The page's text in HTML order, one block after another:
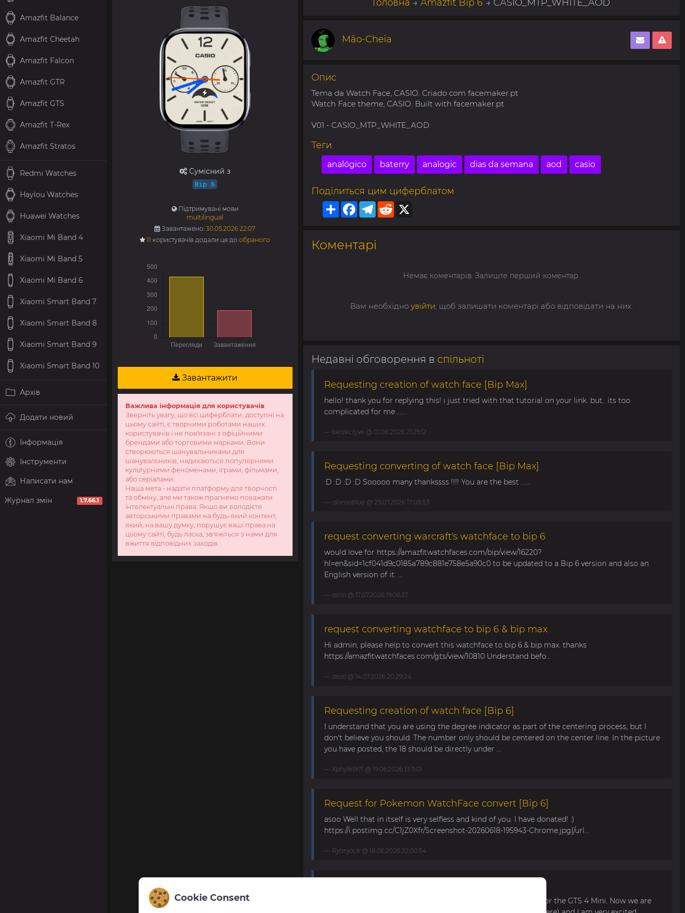
Сумісний з
Bip 6
Підтримувані мови
multilingual
Завантажено:30.05.2026 22:07
11 користувачів додали це дообраного
Завантажити
Важлива інформація для користувачів
Зверніть увагу, що всі циферблати, доступні на
цьому сайті, є творчими роботами наших
користувачів і не пов'язані з офіційними
брендами або торговими марками. Вони
створюються шанувальниками для
шанувальників, надихаються популярними
культурними феноменами, іграми, фільмами,
або серіалами.
Наша мета - надати платформу для творчості
та обміну, але ми також прагнемо поважати
інтелектуальні права. Якщо ви володієте
авторськими правами на будь-який контент,
який, на вашу думку, порушує ваші права на
цьому сайті, будь ласка, зв'яжіться з нами для
вжиття відповідних заходів.
Головна →Amazfit Bip 6 → CASIO_MTP_WHITE_AOD
Mão-Cheia
Опис
Tema da Watch Face, CASIO. Criado com facemaker.pt
Watch Face theme, CASIO. Built with facemaker.pt
V01 - CASIO_MTP_WHITE_AOD
Теги
analógico baterry analogic dias da semana aod casio
Поділиться цим циферблатом
ShareFacebook
Telegram
Reddit
Коментарі
Немає коментарів. Залиште перший коментар.
Вам необхідно увійти, щоб залишати коментарі або відповідати на них.
Недавні обговорення в спільноті
Requesting creation of watch face [Bip Max]
hello! thank you for replying this! i just tried with that tutorial on your link. but.. its too
complicated for me........
berzectyve@ 01.08.2026 21:29:12
Requesting converting of watch face [Bip Max]
:D :D :D :D Sooooo many thankssss !!!! You are the best ......
alonsoblue@ 29.07.2026 17:08:53
request converting warcraft's watchface to bip 6
would love for https://amazfitwatchfaces.com/bip/view/16220?
hl=en&sid=1cf041d9c0185a789c881e758e5a90c0 to be updated to a Bip 6 version and also an
English version of it. ...
asoo@ 17.07.2026 19:06:37
request converting watchface to bip 6 & bip max
Hi admin, please help to convert this watchface to bip 6 & bip max. thanks
https://amazfitwatchfaces.com/gts/view/10810 Understand befo...
asoo@ 14.07.2026 20:29:24
Requesting creation of watch face [Bip 6]
I understand that you are using the degree indicator as part of the centering process, but I
don't believe you should. The number only should be centered on the center line. In the picture
you have posted, the 18 should be directly under ...
Xphyle1971@ 19.06.2026 13:11:01
Request for Pokemon WatchFace convert [Bip 6]
asoo Well that in itself is very selfless and kind of you. I have donated! :)
https://i.postimg.cc/C1jZ0Xfr/Screenshot-20260618-195943-Chrome.jpg[/url...
Ryanjack@ 18.06.2026 22:00:54
Thanks for the answer. I last made a watch face for my mom for the GTS 4 Mini. Now we are
Amazfit Balance
Amazfit Cheetah
Amazfit Falcon
Amazfit GTR
Amazfit GTS
Amazfit T-Rex
Amazfit Stratos
Redmi Watches
Haylou Watches
Huawei Watches
Xiaomi Mi Band 4
Xiaomi Mi Band 5
Xiaomi Mi Band 6
Xiaomi Smart Band 7
Xiaomi Smart Band 8
Xiaomi Smart Band 9
Xiaomi Smart Band 10
Архів
Додати новий
Інформація
Інструменти
Написати нам
Журнал змін 1.7.66.1
Cookie Consent